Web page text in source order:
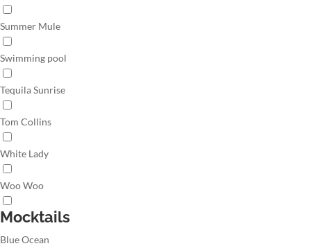
Summer Mule
Swimming pool
Tequila Sunrise
Tom Collins
White Lady
Woo Woo
Mocktails
Blue Ocean